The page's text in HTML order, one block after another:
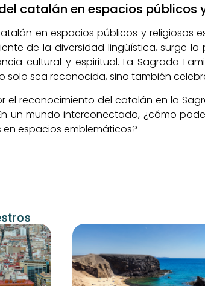
catalán en espacios públicos
en espacios públicos y religiosos
de la diversidad lingüística, surge
cultural y espiritual. La Sagrada
solo sea reconocida, sino también
el reconocimiento del catalán en la
un mundo interconectado, ¿cómo
espacios emblemáticos?